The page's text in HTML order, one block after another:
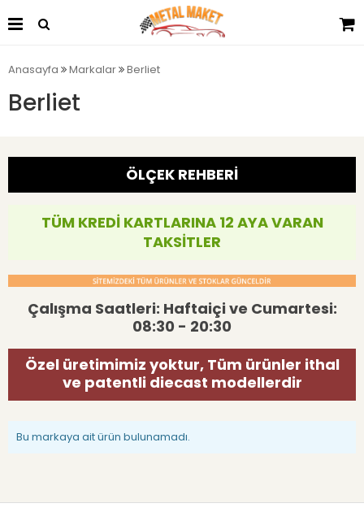
Anasayfa Markalar Berliet
Berliet
ÖLÇEK REHBERİ
TÜM KREDİ KARTLARINA 12 AYA VARAN
TAKSİTLER
Çalışma Saatleri: Haftaiçi ve Cumartesi:
08:30 - 20:30
Özel üretimimiz yoktur, Tüm ürünler ithal
ve patentli diecast modellerdir
Bu markaya ait ürün bulunamadı.